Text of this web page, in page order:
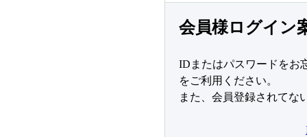
会員様ログイン
IDまたはパスワードをお
をご利用ください。
また、会員登録されてな